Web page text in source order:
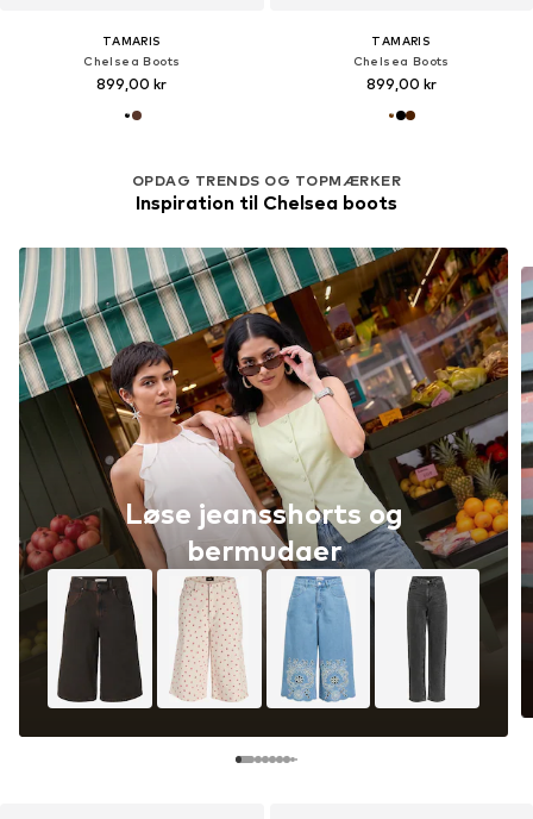
TAMARIS
Chelsea Boots
899,00 kr
OPDAG TRENDS OG TOPMÆRKER
Inspiration til Chelsea boots
Løse jeansshorts og
bermudaer
TAMARIS
Chelsea Boots
899,00 kr